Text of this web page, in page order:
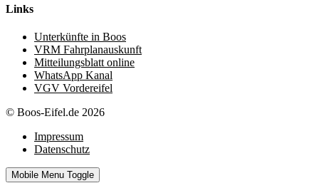
Links
Unterkünfte in Boos
VRM Fahrplanauskunft
Mitteilungsblatt online
WhatsApp Kanal
VGV Vordereifel
© Boos-Eifel.de 2026
Impressum
Datenschutz
Mobile Menu Toggle